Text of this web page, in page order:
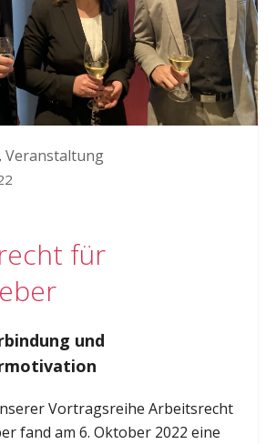
, Veranstaltung
für
und
Vortragsreihe Arbeitsrecht
fand am 6. Oktober 2022 eine